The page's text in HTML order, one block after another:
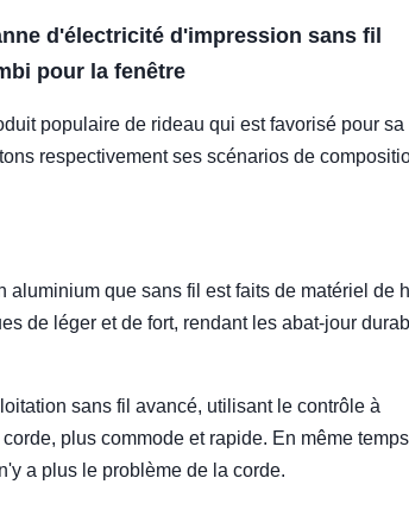
d'électricité d'impression sans fil
pour la fenêtre
populaire de rideau qui est favorisé pour sa
respectivement ses scénarios de
que sans fil est faits de matériel de
de léger et de fort, rendant les abat-jour
sans fil avancé, utilisant le contrôle à
plus commode et rapide. En même
a plus le problème de la corde.